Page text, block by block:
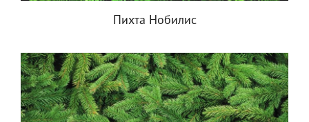
Пихта Нобилис